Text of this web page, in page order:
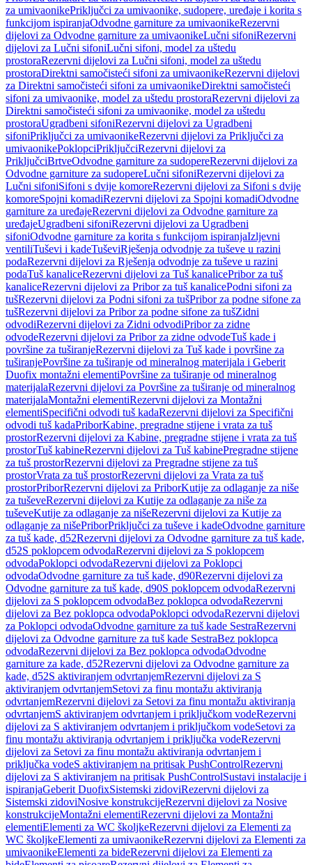
za umivaonikePriključci za umivaonike, sudopere, uređaje i korita s
funkcijom ispiranjaOdvodne garniture za umivaonikeRezervni
dijelovi za Odvodne garniture za umivaonikeLučni sifoniRezervni
dijelovi za Lučni sifoniLučni sifoni, model za uštedu
prostoraRezervni dijelovi za Lučni sifoni, model za uštedu
prostoraDirektni samočisteći sifoni za umivaonikeRezervni dijelovi
za Direktni samočisteći sifoni za umivaonikeDirektni samočisteći
sifoni za umivaonike, model za uštedu prostoraRezervni dijelovi za
Direktni samočisteći sifoni za umivaonike, model za uštedu
prostoraUgradbeni sifoniRezervni dijelovi za Ugradbeni
sifoniPriključci za umivaonikeRezervni dijelovi za Priključci za
umivaonikePoklopciPriključciRezervni dijelovi za
PriključciBrtveOdvodne garniture za sudopereRezervni dijelovi za
Odvodne garniture za sudopereLučni sifoniRezervni dijelovi za
Lučni sifoniSifoni s dvije komoreRezervni dijelovi za Sifoni s dvije
komoreSpojni komadiRezervni dijelovi za Spojni komadiOdvodne
garniture za uređajeRezervni dijelovi za Odvodne garniture za
uređajeUgradbeni sifoniRezervni dijelovi za Ugradbeni
sifoniOdvodne garniture za korita s funkcijom ispiranjaIzljevni
ventiliTuševi i kadeTuševiRješenja odvodnje za tuševe u razini
podaRezervni dijelovi za Rješenja odvodnje za tuševe u razini
podaTuš kanaliceRezervni dijelovi za Tuš kanalicePribor za tuš
kanaliceRezervni dijelovi za Pribor za tuš kanalicePodni sifoni za
tušRezervni dijelovi za Podni sifoni za tušPribor za podne sifone za
tušRezervni dijelovi za Pribor za podne sifone za tušZidni
odvodiRezervni dijelovi za Zidni odvodiPribor za zidne
odvodeRezervni dijelovi za Pribor za zidne odvodeTuš kade i
površine za tuširanjeRezervni dijelovi za Tuš kade i površine za
tuširanjePovršine za tuširanje od mineralnog materijala i Geberit
Duofix montažni elementiPovršine za tuširanje od mineralnog
materijalaRezervni dijelovi za Površine za tuširanje od mineralnog
materijalaMontažni elementiRezervni dijelovi za Montažni
elementiSpecifični odvodi tuš kadaRezervni dijelovi za Specifični
odvodi tuš kadaPriborKabine, pregradne stijene i vrata za tuš
prostorRezervni dijelovi za Kabine, pregradne stijene i vrata za tuš
prostorTuš kabineRezervni dijelovi za Tuš kabinePregradne stijene
za tuš prostorRezervni dijelovi za Pregradne stijene za tuš
prostorVrata za tuš prostorRezervni dijelovi za Vrata za tuš
prostorPriborRezervni dijelovi za PriborKutije za odlaganje za niše
za tuševeRezervni dijelovi za Kutije za odlaganje za niše za
tuševeKutije za odlaganje za nišeRezervni dijelovi za Kutije za
odlaganje za nišePriborPriključci za tuševe i kadeOdvodne garniture
za tuš kade, d52Rezervni dijelovi za Odvodne garniture za tuš kade,
d52S poklopcem odvodaRezervni dijelovi za S poklopcem
odvodaPoklopci odvodaRezervni dijelovi za Poklopci
odvodaOdvodne garniture za tuš kade, d90Rezervni dijelovi za
Odvodne garniture za tuš kade, d90S poklopcem odvodaRezervni
dijelovi za S poklopcem odvodaBez poklopca odvodaRezervni
dijelovi za Bez poklopca odvodaPoklopci odvodaRezervni dijelovi
za Poklopci odvodaOdvodne garniture za tuš kade SestraRezervni
dijelovi za Odvodne garniture za tuš kade SestraBez poklopca
odvodaRezervni dijelovi za Bez poklopca odvodaOdvodne
garniture za kade, d52Rezervni dijelovi za Odvodne garniture za
kade, d52S aktiviranjem odvrtanjemRezervni dijelovi za S
aktiviranjem odvrtanjemSetovi za finu montažu aktiviranja
odvrtanjemRezervni dijelovi za Setovi za finu montažu aktiviranja
odvrtanjemS aktiviranjem odvrtanjem i priključkom vodeRezervni
dijelovi za S aktiviranjem odvrtanjem i priključkom vodeSetovi za
finu montažu aktiviranja odvrtanjem i priključka vodeRezervni
dijelovi za Setovi za finu montažu aktiviranja odvrtanjem i
priključka vodeS aktiviranjem na pritisak PushControlRezervni
dijelovi za S aktiviranjem na pritisak PushControlSustavi instalacije i
ispiranjaGeberit DuofixSistemski zidoviRezervni dijelovi za
Sistemski zidoviNosive konstrukcijeRezervni dijelovi za Nosive
konstrukcijeMontažni elementiRezervni dijelovi za Montažni
elementiElementi za WC školjkeRezervni dijelovi za Elementi za
WC školjkeElementi za umivaonikeRezervni dijelovi za Elementi za
umivaonikeElementi za bideRezervni dijelovi za Elementi za